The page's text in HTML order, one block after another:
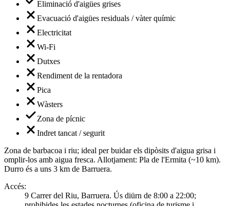
Eliminació d'aigües grises
Evacuació d'aigües residuals / vàter químic
Electricitat
Wi-Fi
Dutxes
Rendiment de la rentadora
Pica
Wàsters
Zona de pícnic
Indret tancat / segurit
Zona de barbacoa i riu; ideal per buidar els dipòsits d'aigua grisa i
omplir-los amb aigua fresca. Allotjament: Pla de l'Ermita (~10 km).
Durro és a uns 3 km de Barruera.
Accés:
9 Carrer del Riu, Barruera. Ús diürn de 8:00 a 22:00;